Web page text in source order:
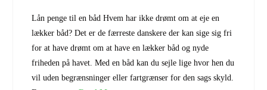
Lån penge til en båd Hvem har ikke drømt om at eje en
lækker båd? Det er de færreste danskere der kan sige sig fri
for at have drømt om at have en lækker båd og nyde
friheden på havet. Med en båd kan du sejle lige hvor hen du
vil uden begrænsninger eller fartgrænser for den sags skyld.